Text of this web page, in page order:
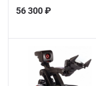
56 300 ₽